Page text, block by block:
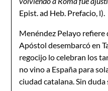
Epist. ad Heb. Prefacio, l).
Menéndez Pelayo refiere
Apóstol desembarcó en
regocijo lo celebran los
no vino a España para
ciudad catalana. Sin